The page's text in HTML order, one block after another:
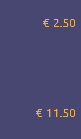
€ 2.50
€ 11.50